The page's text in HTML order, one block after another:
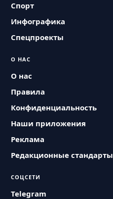
Спорт
Инфографика
Спецпроекты
О НАС
О нас
Правила
Конфиденциальность
Наши приложения
Реклама
Редакционные стандарты
СОЦСЕТИ
Telegram